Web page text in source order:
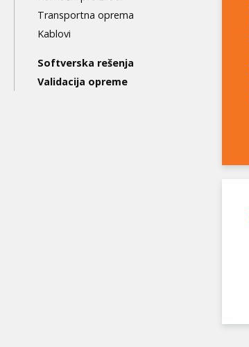
Transportna oprema
Kablovi
Softverska rešenja
Validacija opreme